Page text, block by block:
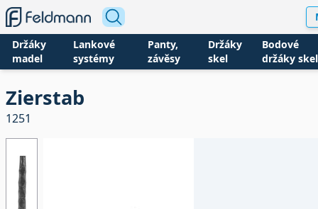
Držáky
madel
Lankové
systémy
Panty,
závěsy
Držáky
skel
Bodové
držáky skel
Zierstab
1251